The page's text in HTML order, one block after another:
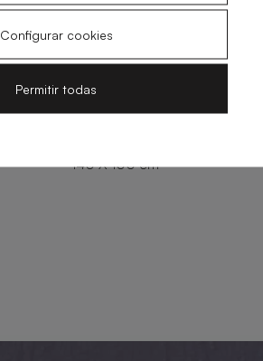
140 X 100 cm
Configurar cookies
Permitir todas